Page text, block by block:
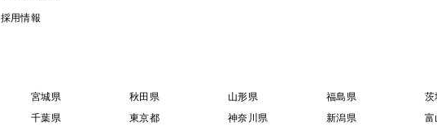
採用情報
宮城県 秋田県 山形県 福島県
茨
千葉県 東京都 神奈川県 新潟県 富